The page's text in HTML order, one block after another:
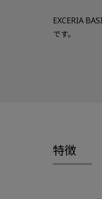
EXCERIA
です。
特徴